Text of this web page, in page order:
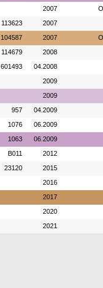
2007
113623 2007
104587 2007
114679 2008
601493 04.2008
2009
2009
957 04.2009
1076 06.2009
1063 06.2009
B011 2012
23120 2015
2016
2017
2020
2021